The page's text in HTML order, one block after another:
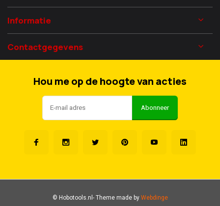
Informatie
Contactgegevens
Hou me op de hoogte van acties
Abonneer
© Hobotools.nl- Theme made byWebdinge